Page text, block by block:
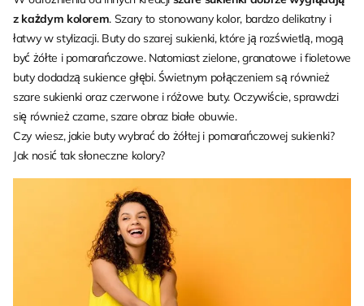
z każdym kolorem. Szary to stonowany kolor, bardzo delikatny i
łatwy w stylizacji. Buty do szarej sukienki, które ją rozświetlą, mogą
być żółte i pomarańczowe. Natomiast zielone, granatowe i fioletowe
buty dodadzą sukience głębi. Świetnym połączeniem są również
szare sukienki oraz czerwone i różowe buty. Oczywiście, sprawdzi
się również czarne, szare obraz białe obuwie.
Czy wiesz, jakie buty wybrać do żółtej i pomarańczowej sukienki?
Jak nosić tak słoneczne kolory?